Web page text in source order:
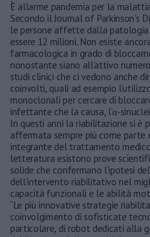
È allarme pandemia per la
Secondo il Journal of Parkinson's
le persone affette dalla
essere 12 milioni. Non esiste
farmacologica in grado di
nonostante siano all’attivo
studi clinici che ci vedono anche
coinvolti, quali ad esempio
monoclonali per cercare di
infettante che la causa, l’α-
In questi anni la riabilitazione si è
affermata sempre più come parte
integrante del trattamento
letteratura esistono prove
solide che confermano l’ipotesi
dell’intervento riabilitativo nel
capacità funzionali e le abilità
“Le più innovative strategie
coinvolgimento di sofisticate
particolare, di robot dedicati alla